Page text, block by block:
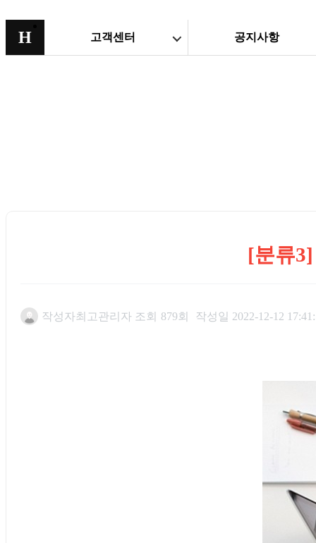
H 고객센터 공지사항
[분류3]
작성자최고관리자 조회 879회 작성일 2022-12-12